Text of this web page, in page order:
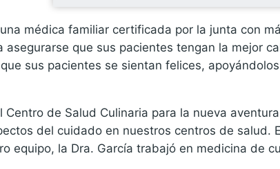
médica familiar certificada por la junta con
asegurarse que sus pacientes tengan la mejor
sus pacientes se sientan felices,
Centro de Salud Culinaria para la nueva
del cuidado en nuestros centros de
equipo, la Dra. García trabajó en medicina de